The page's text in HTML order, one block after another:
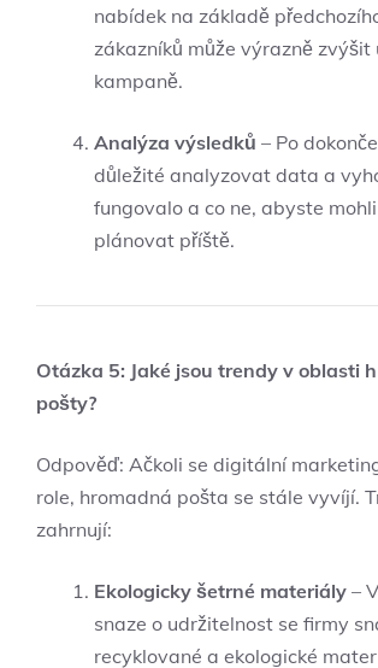
nabídek na základě
zákazníků může výrazně zvýšit
kampaně.
Analýza výsledků – Po
důležité analyzovat data a
fungovalo a co ne, abyste
plánovat příště.
Otázka 5: Jaké jsou trendy v oblasti
pošty?
Odpověď: Ačkoli se digitální
role, hromadná pošta se stále vyvíjí.
zahrnují:
Ekologicky šetrné materiály –
snaze o udržitelnost se firmy
recyklované a ekologické